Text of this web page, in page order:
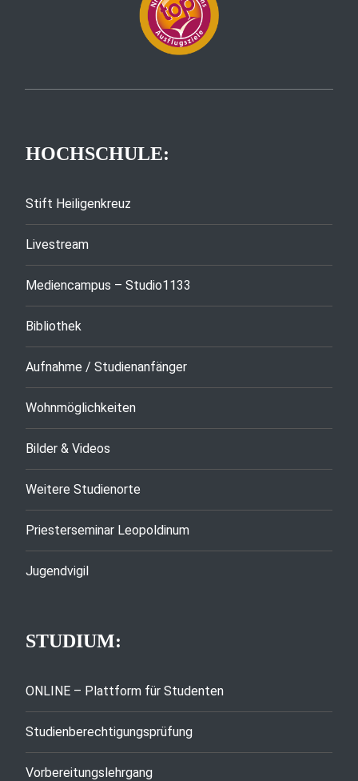
HOCHSCHULE:
Stift Heiligenkreuz
Livestream
Mediencampus – Studio1133
Bibliothek
Aufnahme / Studienanfänger
Wohnmöglichkeiten
Bilder & Videos
Weitere Studienorte
Priesterseminar Leopoldinum
Jugendvigil
STUDIUM:
ONLINE – Plattform für Studenten
Studienberechtigungsprüfung
Vorbereitungslehrgang